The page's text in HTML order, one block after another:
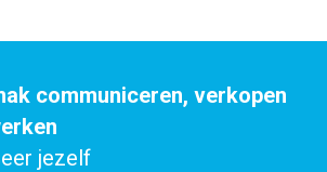
communiceren, verkopen
jezelf